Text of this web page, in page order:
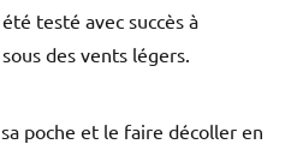
testé avec succès à
des vents légers.
poche et le faire décoller en